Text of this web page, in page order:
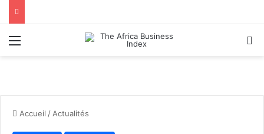
Menu
Accueil / Actualités